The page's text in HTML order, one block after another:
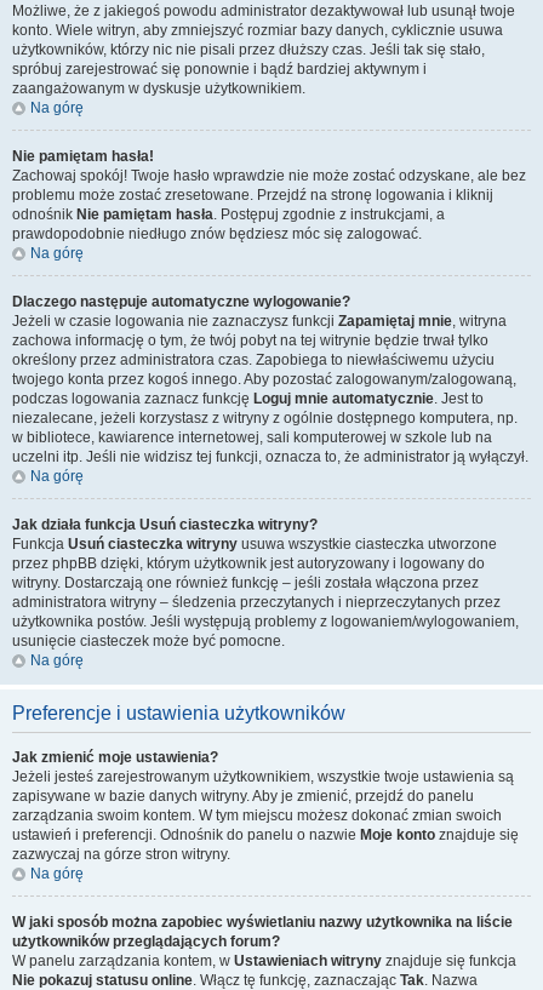
Możliwe, że z jakiegoś powodu administrator dezaktywował lub usunął twoje
konto. Wiele witryn, aby zmniejszyć rozmiar bazy danych, cyklicznie usuwa
użytkowników, którzy nic nie pisali przez dłuższy czas. Jeśli tak się stało,
spróbuj zarejestrować się ponownie i bądź bardziej aktywnym i
zaangażowanym w dyskusje użytkownikiem.
Na górę
Nie pamiętam hasła!
Zachowaj spokój! Twoje hasło wprawdzie nie może zostać odzyskane, ale bez
problemu może zostać zresetowane. Przejdź na stronę logowania i kliknij
odnośnik Nie pamiętam hasła. Postępuj zgodnie z instrukcjami, a
prawdopodobnie niedługo znów będziesz móc się zalogować.
Na górę
Dlaczego następuje automatyczne wylogowanie?
Jeżeli w czasie logowania nie zaznaczysz funkcji Zapamiętaj mnie, witryna
zachowa informację o tym, że twój pobyt na tej witrynie będzie trwał tylko
określony przez administratora czas. Zapobiega to niewłaściwemu użyciu
twojego konta przez kogoś innego. Aby pozostać zalogowanym/zalogowaną,
podczas logowania zaznacz funkcję Loguj mnie automatycznie. Jest to
niezalecane, jeżeli korzystasz z witryny z ogólnie dostępnego komputera, np.
w bibliotece, kawiarence internetowej, sali komputerowej w szkole lub na
uczelni itp. Jeśli nie widzisz tej funkcji, oznacza to, że administrator ją wyłączył.
Na górę
Jak działa funkcja Usuń ciasteczka witryny?
Funkcja Usuń ciasteczka witryny usuwa wszystkie ciasteczka utworzone
przez phpBB dzięki, którym użytkownik jest autoryzowany i logowany do
witryny. Dostarczają one również funkcję – jeśli została włączona przez
administratora witryny – śledzenia przeczytanych i nieprzeczytanych przez
użytkownika postów. Jeśli występują problemy z logowaniem/wylogowaniem,
usunięcie ciasteczek może być pomocne.
Na górę
Preferencje i ustawienia użytkowników
Jak zmienić moje ustawienia?
Jeżeli jesteś zarejestrowanym użytkownikiem, wszystkie twoje ustawienia są
zapisywane w bazie danych witryny. Aby je zmienić, przejdź do panelu
zarządzania swoim kontem. W tym miejscu możesz dokonać zmian swoich
ustawień i preferencji. Odnośnik do panelu o nazwie Moje konto znajduje się
zazwyczaj na górze stron witryny.
Na górę
W jaki sposób można zapobiec wyświetlaniu nazwy użytkownika na liście
użytkowników przeglądających forum?
W panelu zarządzania kontem, w Ustawieniach witryny znajduje się funkcja
Nie pokazuj statusu online. Włącz tę funkcję, zaznaczając Tak. Nazwa